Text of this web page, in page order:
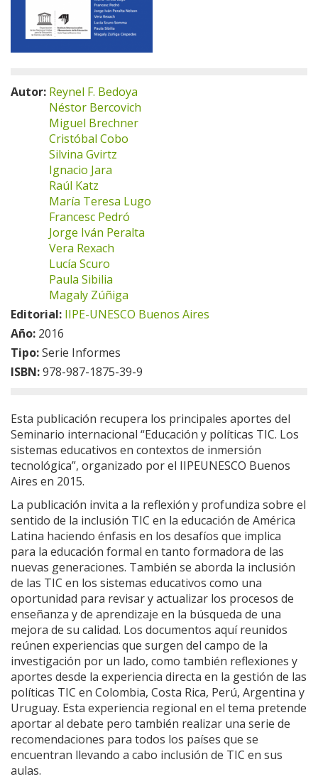
Autor: Reynel F. Bedoya
Néstor Bercovich
Miguel Brechner
Cristóbal Cobo
Silvina Gvirtz
Ignacio Jara
Raúl Katz
María Teresa Lugo
Francesc Pedró
Jorge Iván Peralta
Vera Rexach
Lucía Scuro
Paula Sibilia
Magaly Zúñiga
Editorial: IIPE-UNESCO Buenos Aires
Año: 2016
Tipo:Serie Informes
ISBN:978-987-1875-39-9
Esta publicación recupera los principales aportes del
Seminario internacional “Educación y políticas TIC. Los
sistemas educativos en contextos de inmersión
tecnológica”, organizado por el IIPEUNESCO Buenos
Aires en 2015.
La publicación invita a la reflexión y profundiza sobre el
sentido de la inclusión TIC en la educación de América
Latina haciendo énfasis en los desafíos que implica
para la educación formal en tanto formadora de las
nuevas generaciones. También se aborda la inclusión
de las TIC en los sistemas educativos como una
oportunidad para revisar y actualizar los procesos de
enseñanza y de aprendizaje en la búsqueda de una
mejora de su calidad. Los documentos aquí reunidos
reúnen experiencias que surgen del campo de la
investigación por un lado, como también reflexiones y
aportes desde la experiencia directa en la gestión de las
políticas TIC en Colombia, Costa Rica, Perú, Argentina y
Uruguay. Esta experiencia regional en el tema pretende
aportar al debate pero también realizar una serie de
recomendaciones para todos los países que se
encuentran llevando a cabo inclusión de TIC en sus
aulas.